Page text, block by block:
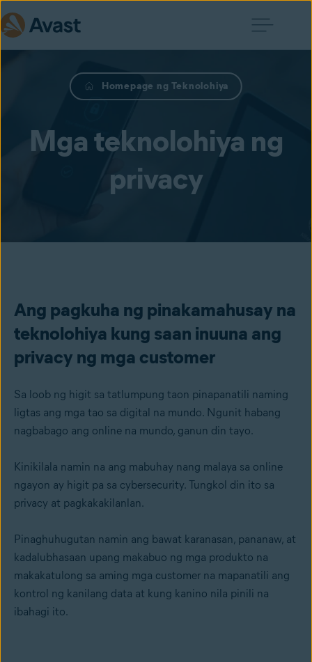
Homepage ng Teknolohiya
Mga teknolohiya ng
privacy
Ang pagkuha ng pinakamahusay na
teknolohiya kung saan inuuna ang
privacy ng mga customer
Sa loob ng higit sa tatlumpung taon pinapanatili naming
ligtas ang mga tao sa digital na mundo. Ngunit habang
nagbabago ang online na mundo, ganun din tayo.
Kinikilala namin na ang mabuhay nang malaya sa online
ngayon ay higit pa sa cybersecurity. Tungkol din ito sa
privacy at pagkakakilanlan.
Pinaghuhugutan namin ang bawat karanasan, pananaw, at
kadalubhasaan upang makabuo ng mga produkto na
makakatulong sa aming mga customer na mapanatili ang
kontrol ng kanilang data at kung kanino nila pinili na
ibahagi ito.